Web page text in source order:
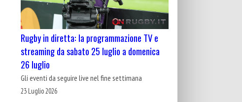
Rugby in diretta: la programmazione TV e
streaming da sabato 25 luglio a domenica
26 luglio
Gli eventi da seguire live nel fine settimana
23 Luglio 2026